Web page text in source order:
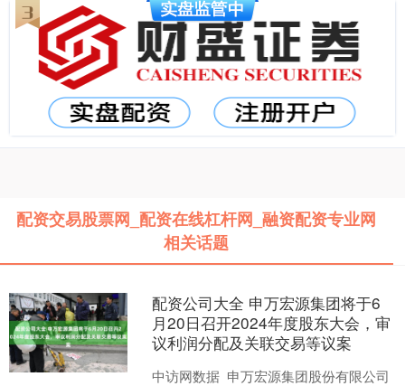
配资交易股票网_配资在线杠杆网_融资配资专业网
相关话题
配资公司大全 申万宏源集团将于6
月20日召开2024年度股东大会，审
议利润分配及关联交易等议案
中访网数据 申万宏源集团股份有限公司